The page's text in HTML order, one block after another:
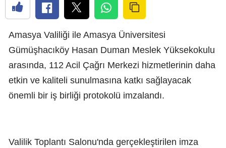
Amasya Valiliği ile Amasya Üniversitesi
Gümüşhacıköy Hasan Duman Meslek Yüksekokulu
arasında, 112 Acil Çağrı Merkezi hizmetlerinin daha
etkin ve kaliteli sunulmasına katkı sağlayacak
önemli bir iş birliği protokolü imzalandı.
Valilik Toplantı Salonu'nda gerçekleştirilen imza